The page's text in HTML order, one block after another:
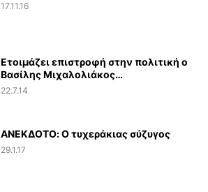
17.11.16
Ετοιμάζει επιστροφή στην πολιτική ο
Βασίλης Μιχαλολιάκος…
22.7.14
ΑΝΕΚΔΟΤΟ: Ο τυχεράκιας σύζυγος
29.1.17